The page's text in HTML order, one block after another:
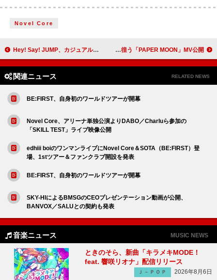
Novel Core
Hey! Say! JUMP、カジュアルなメンバーの表情が楽しめる「SUPER CRUISIN'」MV公開 a子、夢の中を彷徨う「PAPER MOON」MV公開
関連ニュース RELATED NEWS
BE:FIRST、自身初のワールドツアーが開幕
Novel Core、アリーナ単独公演よりDABO／Charluら参加の
「SKILL TEST」ライブ映像公開
edhiii boiのワンマンライブにNovel Core＆SOTA（BE:FIRST）登
場、1stツアー＆ファンクラブ開設を発表
BE:FIRST、自身初のワールドツアーが開幕
SKY-HIによるBMSGのCEOプレゼンテーション動画が公開、
BANVOX／SALUとの契約も発表
音楽ニュース MUSIC NEWS
ときのそら、新曲「キラメキMODE！
feat. 響咲リオナ」配信リリース
Ｊ－ＰＯＰ
2026年8月6日